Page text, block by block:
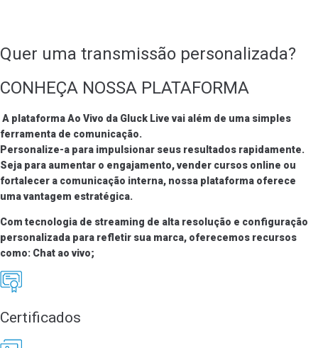
Quer uma transmissão personalizada?
CONHEÇA NOSSA PLATAFORMA
A plataforma Ao Vivo da Gluck Live vai além de uma simples
ferramenta de comunicação.
Personalize-a para impulsionar seus resultados rapidamente.
Seja para aumentar o engajamento, vender cursos online ou
fortalecer a comunicação interna, nossa plataforma oferece
uma vantagem estratégica.
Com tecnologia de streaming de alta resolução e configuração
personalizada para refletir sua marca, oferecemos recursos
como: Chat ao vivo;
Certificados